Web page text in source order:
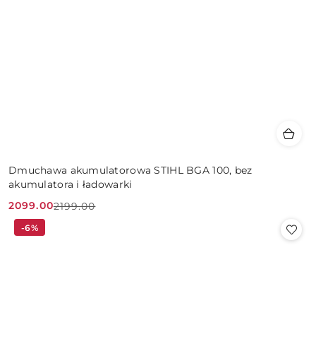
Dmuchawa akumulatorowa STIHL BGA 100, bez
akumulatora i ładowarki
Cena
promocyjna:
2099.00
Cena
przed
2199.00
-6%